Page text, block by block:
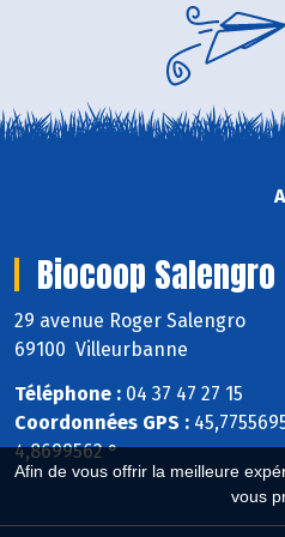
Afin de vous offrir la meilleure
vous
Biocoop Salengro
29 avenue Roger Salengro
69100 Villeurbanne
Téléphone : 04 37 47 27 15
Coordonnées GPS :
4,8699562 °